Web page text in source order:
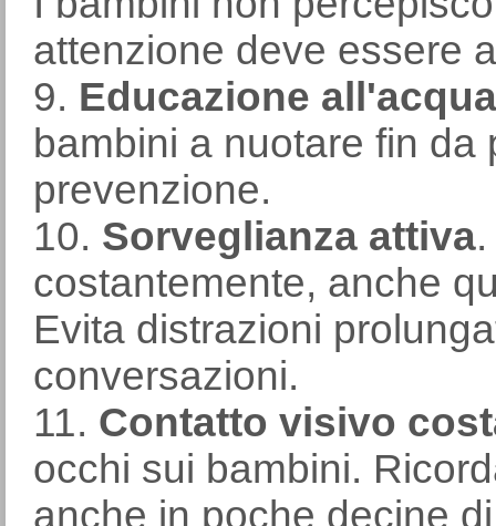
attenzione deve essere
9. Educazione all'acqua
bambini a nuotare fin
prevenzione.
10. Sorveglianza attiva
costantemente, anche
Evita distrazioni
conversazioni.
11. Contatto visivo
occhi sui bambini.
anche in poche decine